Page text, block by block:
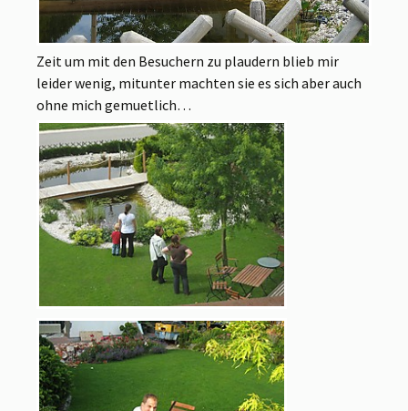
Zeit um mit den Besuchern zu plaudern blieb mir
leider wenig, mitunter machten sie es sich aber auch
ohne mich gemuetlich…